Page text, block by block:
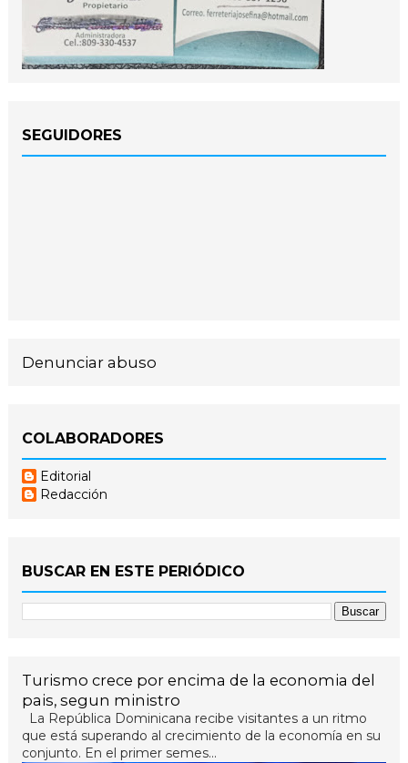
SEGUIDORES
Denunciar abuso
COLABORADORES
Editorial
Redacción
BUSCAR EN ESTE PERIÓDICO
Turismo crece por encima de la economia del
pais, segun ministro
La República Dominicana recibe visitantes a un ritmo
que está superando al crecimiento de la economía en su
conjunto. En el primer semes...